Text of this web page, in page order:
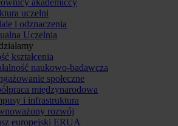
uczelni
i odznaczenia
Uczelnia
kształcenia
naukowo-badawcza
społeczne
międzynarodowa
i infrastruktura
rozwój
europejski ERUA